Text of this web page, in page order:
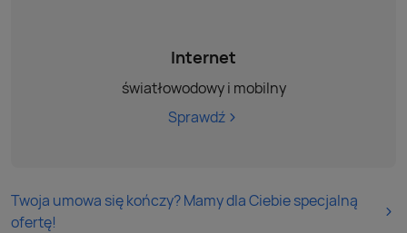
Internet
światłowodowy i mobilny
Sprawdź
Twoja umowa się kończy? Mamy dla Ciebie specjalną
ofertę!